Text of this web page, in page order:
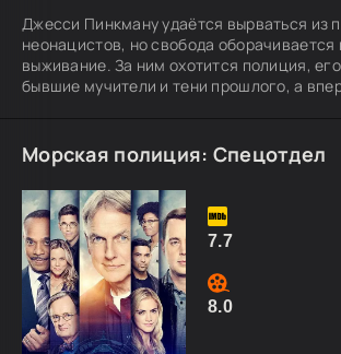
Джесси Пинкману удаётся вырваться из
неонацистов, но свобода оборачивается
выживание. За ним охотится полиция,
бывшие мучители и тени прошлого, а
Морская полиция: Спецотдел
7.7
8.0